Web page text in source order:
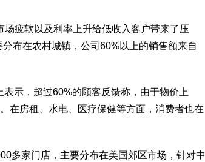
疲软以及利率上升给低收入客户带来了压
布在农村城镇，公司60%以上的销售额来自
示，超过60%的顾客反馈称，由于物价上
在房租、水电、医疗保健等方面，消费者也在
家门店，主要分布在美国郊区市场，针对中